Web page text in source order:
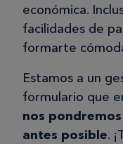
económica.
facilidades de
formarte
Estamos a un
formulario que
nos
antes posible.